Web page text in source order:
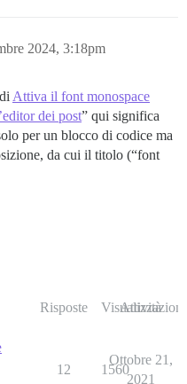
2024, 3:18pm
Attiva il font monospace
dei post” qui significa
per un blocco di codice ma
da cui il titolo (“font
Risposte Visualizzazioni
Attività
12 1560
Ottobre 21,
2021